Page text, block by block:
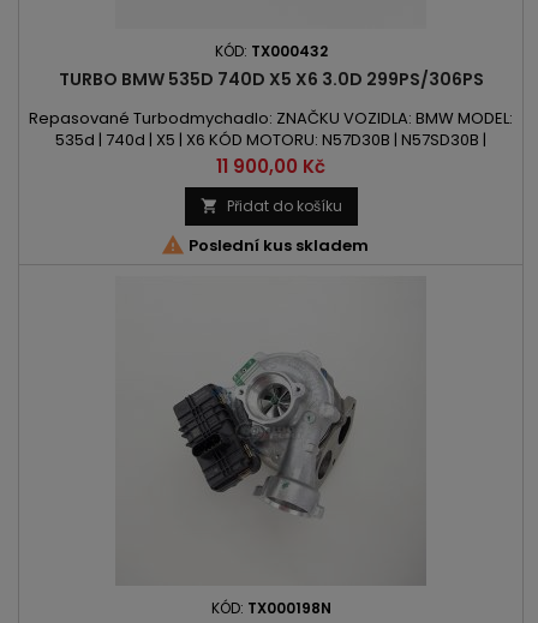
KÓD: TX000432
TURBO BMW 535D 740D X5 X6 3.0D 299PS/306PS
Repasované Turbodmychadlo: ZNAČKU VOZIDLA: BMW MODEL:
535d | 740d | X5 | X6 KÓD MOTORU: N57D30B | N57SD30B |
N57D30TOP OBSAH: 2993ccm 3.0d VÝKON: 299PS/220kW |
306PS/225kW ROK VÝROBY: 2009 -
Cena
11 900,00 Kč
 Přidat do košíku
 Poslední kus skladem
KÓD: TX000198N